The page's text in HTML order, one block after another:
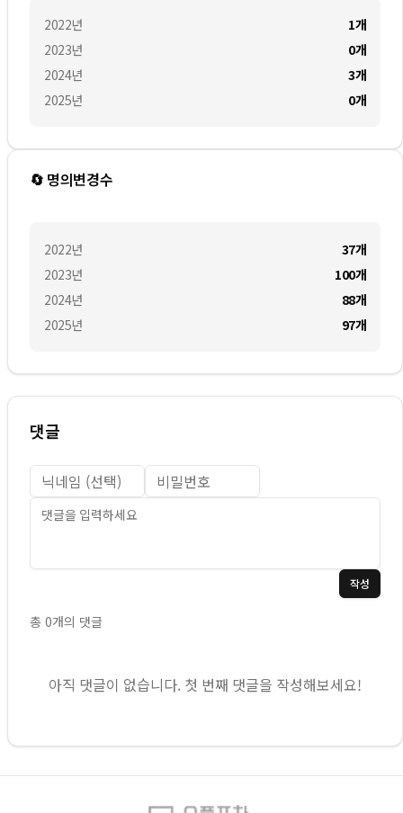
2022년
2023년
2024년
2025년
1개
0개
3개
0개
🔄 명의변경수
2022년
2023년
2024년
2025년
37개
100개
88개
97개
댓글
작성
총 0개의 댓글
아직 댓글이 없습니다. 첫 번째 댓글을 작성해보세요!